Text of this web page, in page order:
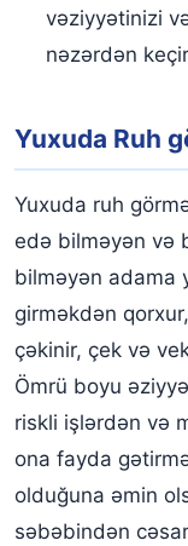
vəziyyətinizi
nəzərdən
Yuxuda Ruh
Yuxuda ruh
edə bilməyən və
bilməyən adama
girməkdən
çəkinir, çek və
Ömrü boyu
riskli işlərdən və
ona fayda
olduğuna əmin
səbəbindən